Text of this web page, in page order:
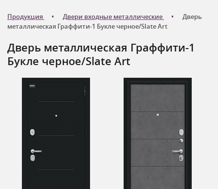
Продукция Двери входные металлические
Дверь
металлическая Граффити-1 Букле черное/Slate Art
Дверь металлическая Граффити-1
Букле черное/Slate Art